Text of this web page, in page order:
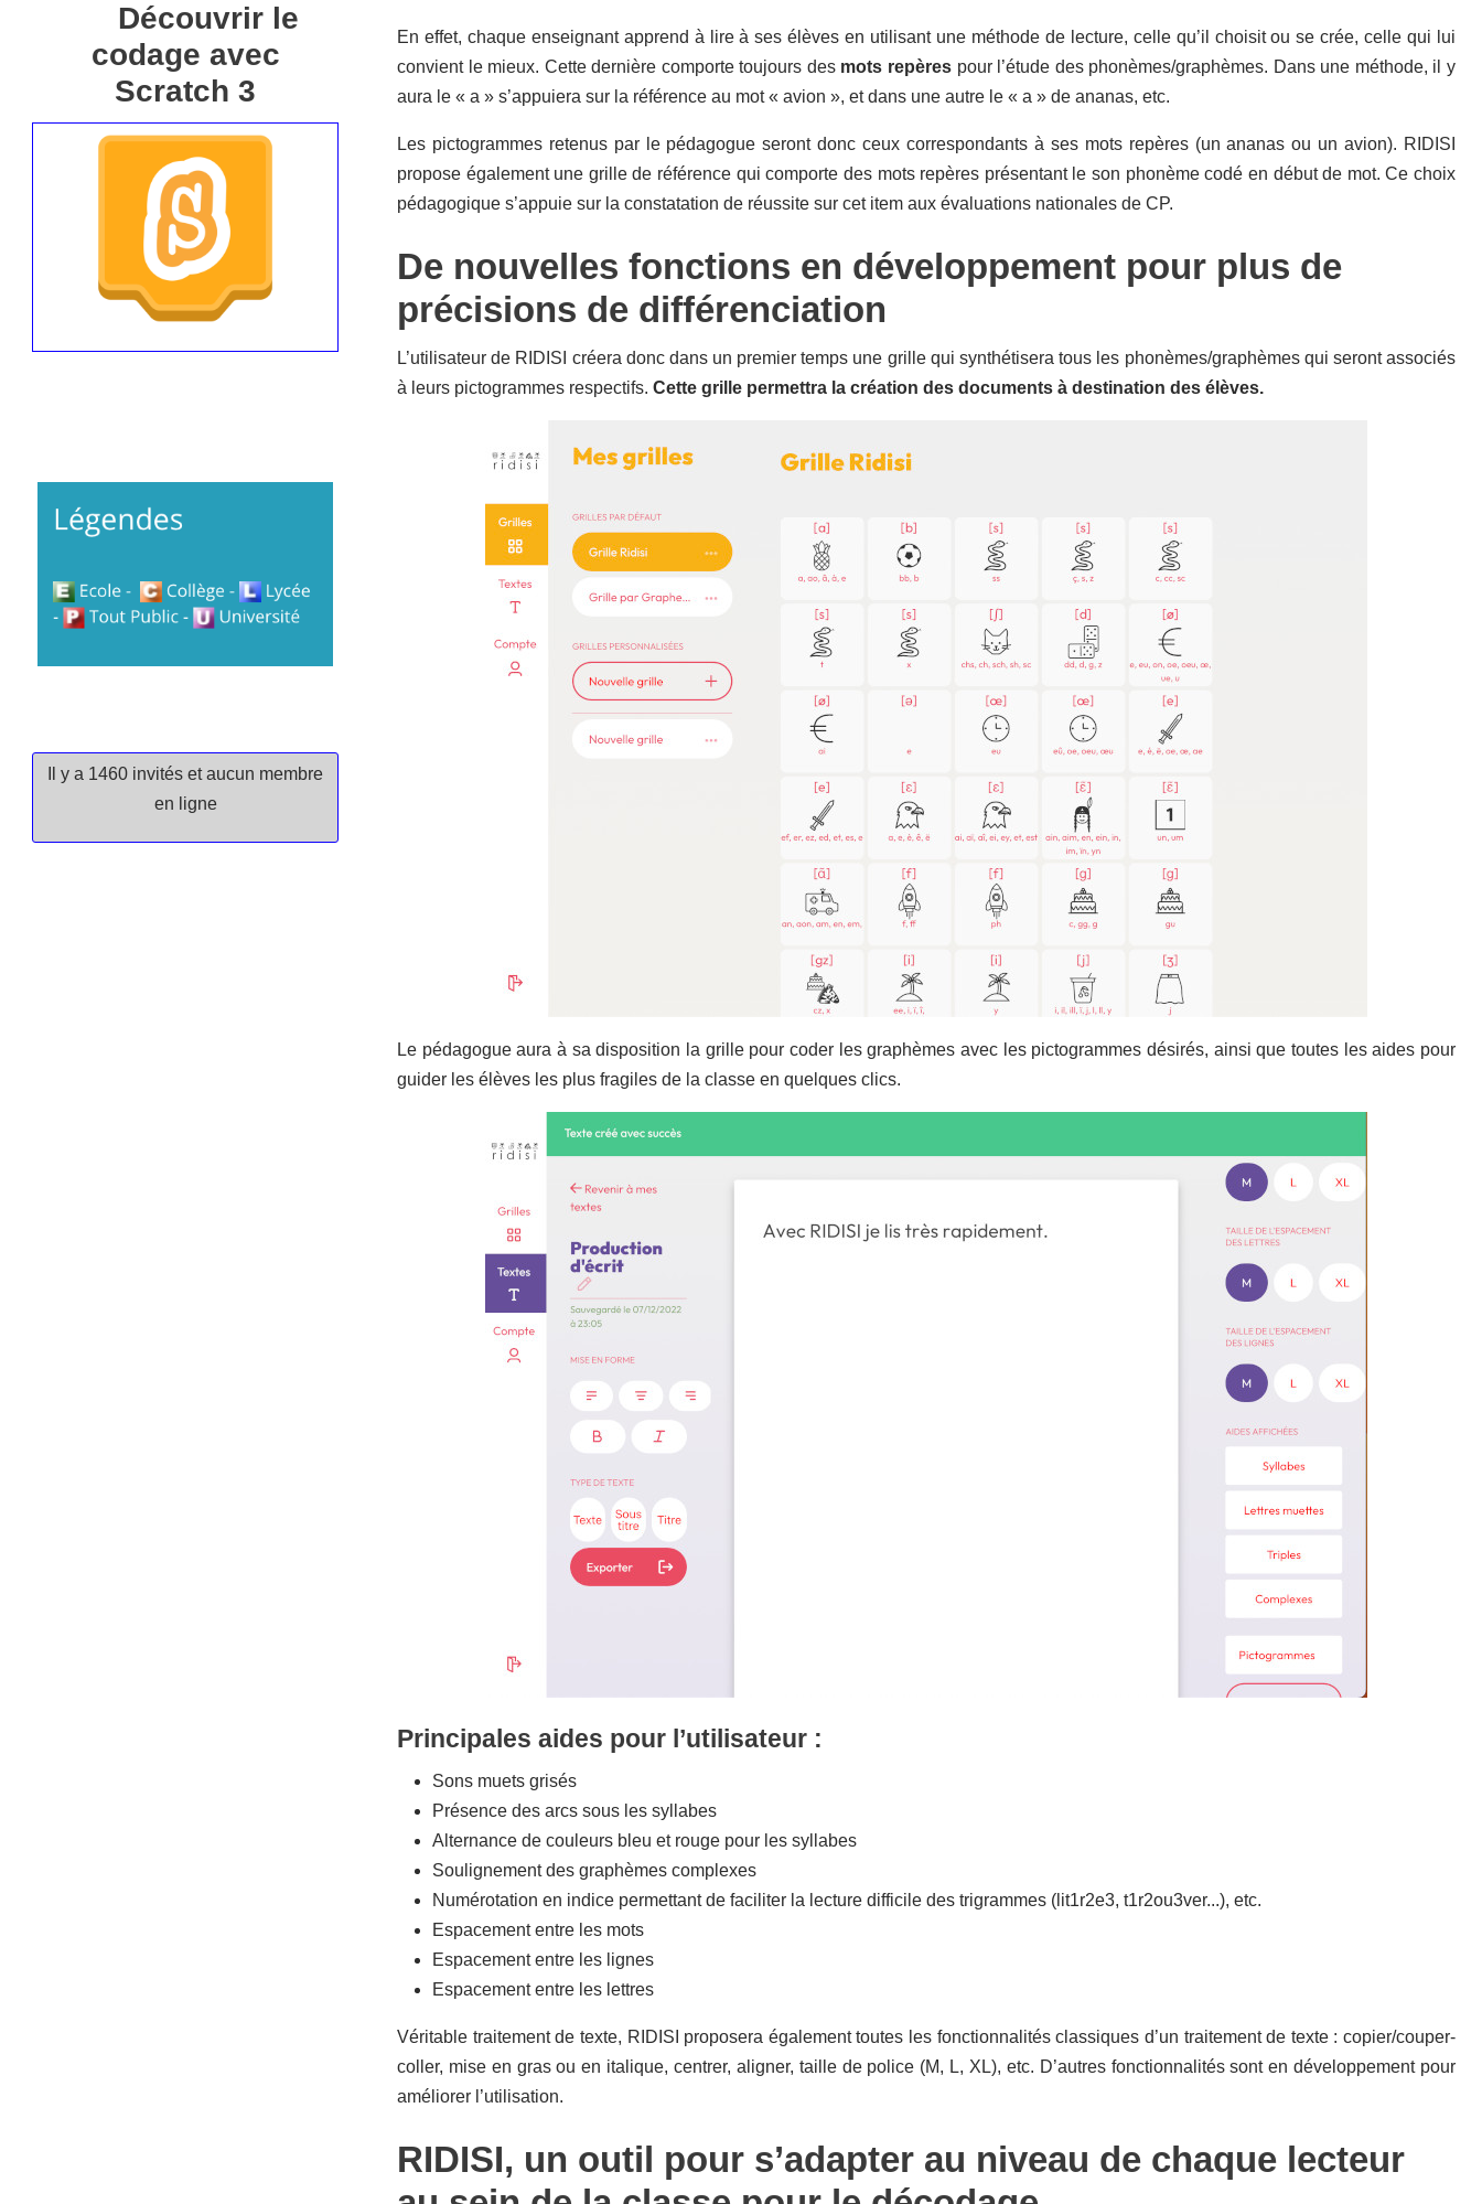
Découvrir le
codage avec
Scratch 3
Il y a 1460 invités et aucun membre
en ligne
En effet, chaque enseignant apprend à lire à ses élèves en utilisant une méthode de lecture, celle qu’il choisit ou se crée, celle qui lui
convient le mieux. Cette dernière comporte toujours des mots repères pour l’étude des phonèmes/graphèmes. Dans une méthode, il y
aura le « a » s’appuiera sur la référence au mot « avion », et dans une autre le « a » de ananas, etc.
Les pictogrammes retenus par le pédagogue seront donc ceux correspondants à ses mots repères (un ananas ou un avion). RIDISI
propose également une grille de référence qui comporte des mots repères présentant le son phonème codé en début de mot. Ce choix
pédagogique s’appuie sur la constatation de réussite sur cet item aux évaluations nationales de CP.
De nouvelles fonctions en développement pour plus de
précisions de différenciation
L’utilisateur de RIDISI créera donc dans un premier temps une grille qui synthétisera tous les phonèmes/graphèmes qui seront associés
à leurs pictogrammes respectifs. Cette grille permettra la création des documents à destination des élèves.
Le pédagogue aura à sa disposition la grille pour coder les graphèmes avec les pictogrammes désirés, ainsi que toutes les aides pour
guider les élèves les plus fragiles de la classe en quelques clics.
Principales aides pour l’utilisateur :
Sons muets grisés
Présence des arcs sous les syllabes
Alternance de couleurs bleu et rouge pour les syllabes
Soulignement des graphèmes complexes
Numérotation en indice permettant de faciliter la lecture difficile des trigrammes (lit1r2e3, t1r2ou3ver...), etc.
Espacement entre les mots
Espacement entre les lignes
Espacement entre les lettres
Véritable traitement de texte, RIDISI proposera également toutes les fonctionnalités classiques d’un traitement de texte : copier/couper-
coller, mise en gras ou en italique, centrer, aligner, taille de police (M, L, XL), etc. D’autres fonctionnalités sont en développement pour
améliorer l’utilisation.
RIDISI, un outil pour s’adapter au niveau de chaque lecteur